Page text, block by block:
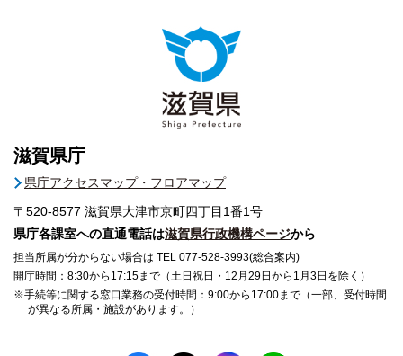
滋賀県庁
県庁アクセスマップ・フロアマップ
〒520-8577 滋賀県大津市京町四丁目1番1号
県庁各課室への直通電話は滋賀県行政機構ページから
担当所属が分からない場合は TEL 077-528-3993(総合案内)
開庁時間：8:30から17:15まで（土日祝日・12月29日から1月3日を除く）
※手続等に関する窓口業務の受付時間：9:00から17:00まで（一部、受付時間
が異なる所属・施設があります。）